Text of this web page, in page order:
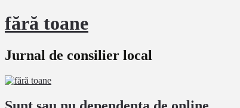
fără toane
Jurnal de consilier local